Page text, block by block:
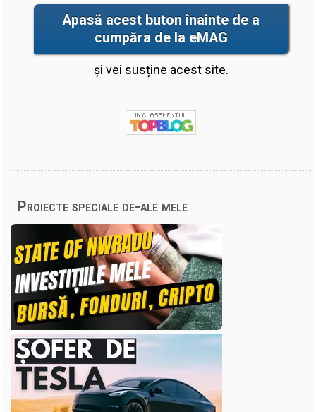
Apasă acest buton înainte de a
cumpăra de la eMAG
și vei susține acest site.
Proiecte speciale de-ale mele